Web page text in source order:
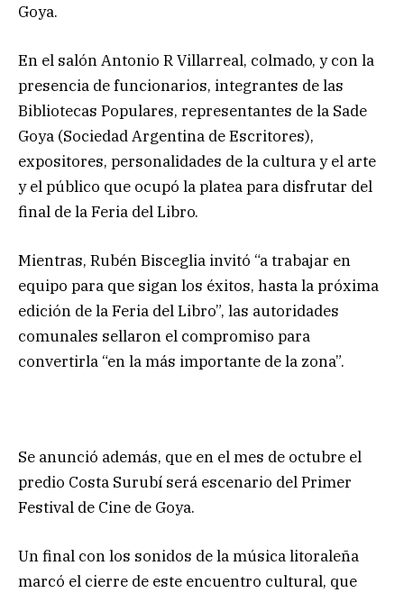
Goya.
En el salón Antonio R Villarreal, colmado, y con la
presencia de funcionarios, integrantes de las
Bibliotecas Populares, representantes de la Sade
Goya (Sociedad Argentina de Escritores),
expositores, personalidades de la cultura y el arte
y el público que ocupó la platea para disfrutar del
final de la Feria del Libro.
Mientras, Rubén Bisceglia invitó “a trabajar en
equipo para que sigan los éxitos, hasta la próxima
edición de la Feria del Libro”, las autoridades
comunales sellaron el compromiso para
convertirla “en la más importante de la zona”.
Se anunció además, que en el mes de octubre el
predio Costa Surubí será escenario del Primer
Festival de Cine de Goya.
Un final con los sonidos de la música litoraleña
marcó el cierre de este encuentro cultural, que